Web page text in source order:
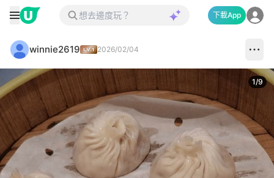
下載App
winnie2619 2026/02/04
1/9